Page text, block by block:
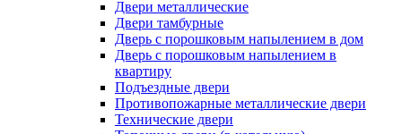
Двери металлические
Двери тамбурные
Дверь с порошковым напылением в дом
Дверь с порошковым напылением в
квартиру
Подъездные двери
Противопожарные металлические двери
Технические двери